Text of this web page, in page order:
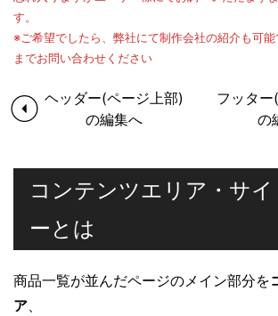
す。
※ご希望でしたら、弊社にて制作会社の紹介も可能
までお問い合わせください
ヘッダー(ページ上部)
の編集へ
フッター
の
コンテンツエリア・サ
ーとは
商品一覧が並んだページのメイン部分を
ア、